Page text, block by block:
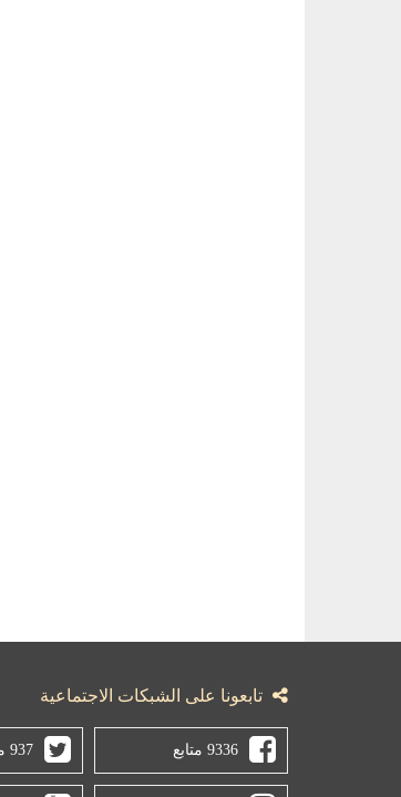
تابعونا على الشبكات الاجتماعية
9336 متابع 937 متابع